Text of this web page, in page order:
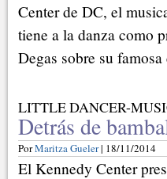
Center de DC, el
tiene a la danza como
Degas sobre su
LITTLE DANCER-
Detrás de
PorMaritza Gueler| 18/11/2014
El Kennedy Center